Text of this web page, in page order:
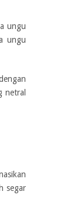
ungu
ungu
netral
segar